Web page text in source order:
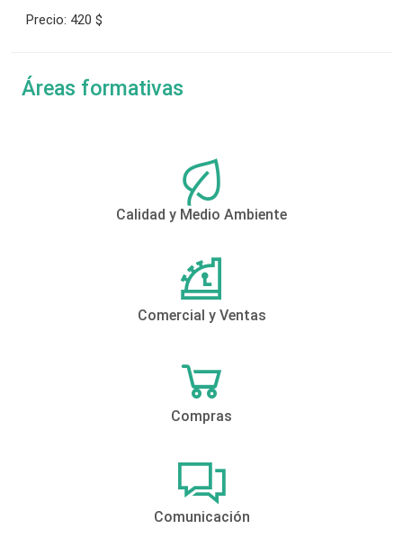
Precio: 420 $
Áreas formativas
Calidad y Medio Ambiente
Comercial y Ventas
Compras
Comunicación